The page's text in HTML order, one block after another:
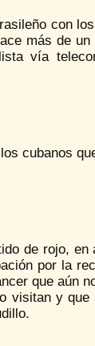
con
más de
vía
cubanos
de rojo,
por la
que aún
visitan y